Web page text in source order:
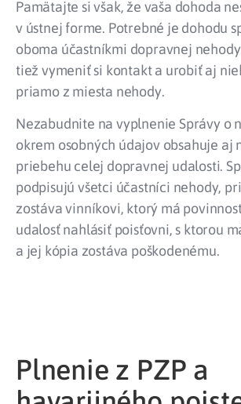
Pamätajte si však, že vaša dohoda
v ústnej forme. Potrebné je dohodu
oboma účastníkmi dopravnej
tiež vymeniť si kontakt a urobiť aj
priamo z miesta nehody.
Nezabudnite na vyplnenie Správy o
okrem osobných údajov obsahuje aj
priebehu celej dopravnej udalosti.
podpisujú všetci účastníci nehody,
zostáva vinníkovi, ktorý má
udalosť nahlásiť poisťovni, s ktorou
a jej kópia zostáva poškodenému.
Plnenie z PZP a